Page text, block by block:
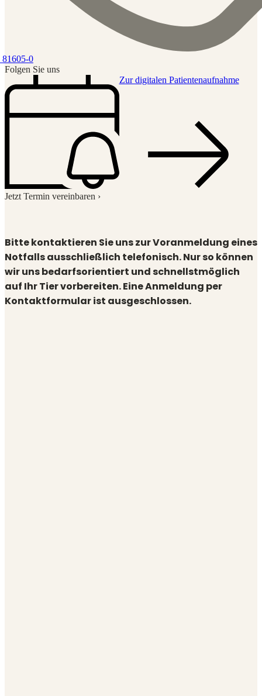
81605-0
Folgen Sie uns
Jetzt Termin vereinbaren ›
Zur digitalen Patientenaufnahme
Bitte kontaktieren Sie uns zur Voranmeldung eines
Notfalls ausschließlich telefonisch. Nur so können
wir uns bedarfsorientiert und schnellstmöglich
auf Ihr Tier vorbereiten. Eine Anmeldung per
Kontaktformular ist ausgeschlossen.